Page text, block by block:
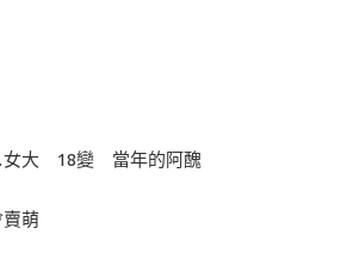
女大 18變 當年的阿醜
萌